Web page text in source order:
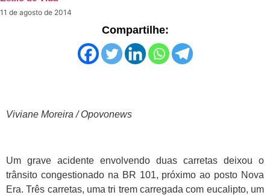
11 de agosto de 2014
Compartilhe:
Viviane Moreira / Opovonews
Um grave acidente envolvendo duas carretas deixou o
trânsito congestionado na BR 101, próximo ao posto Nova
Era. Três carretas, uma tri trem carregada com eucalipto, um